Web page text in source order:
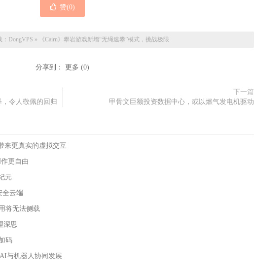
赞(0)
DongVPS » 《Cairn》攀岩游戏新增“无绳速攀”模式，挑战极限
分享到： 更多 (0)
，令人敬佩的回归
下一篇
甲骨文巨额投资数据中心，或以燃气发电机驱动
来更真实的虚拟交互
更自由
元
全云端
将无法侧载
深思
码
与机器人协同发展